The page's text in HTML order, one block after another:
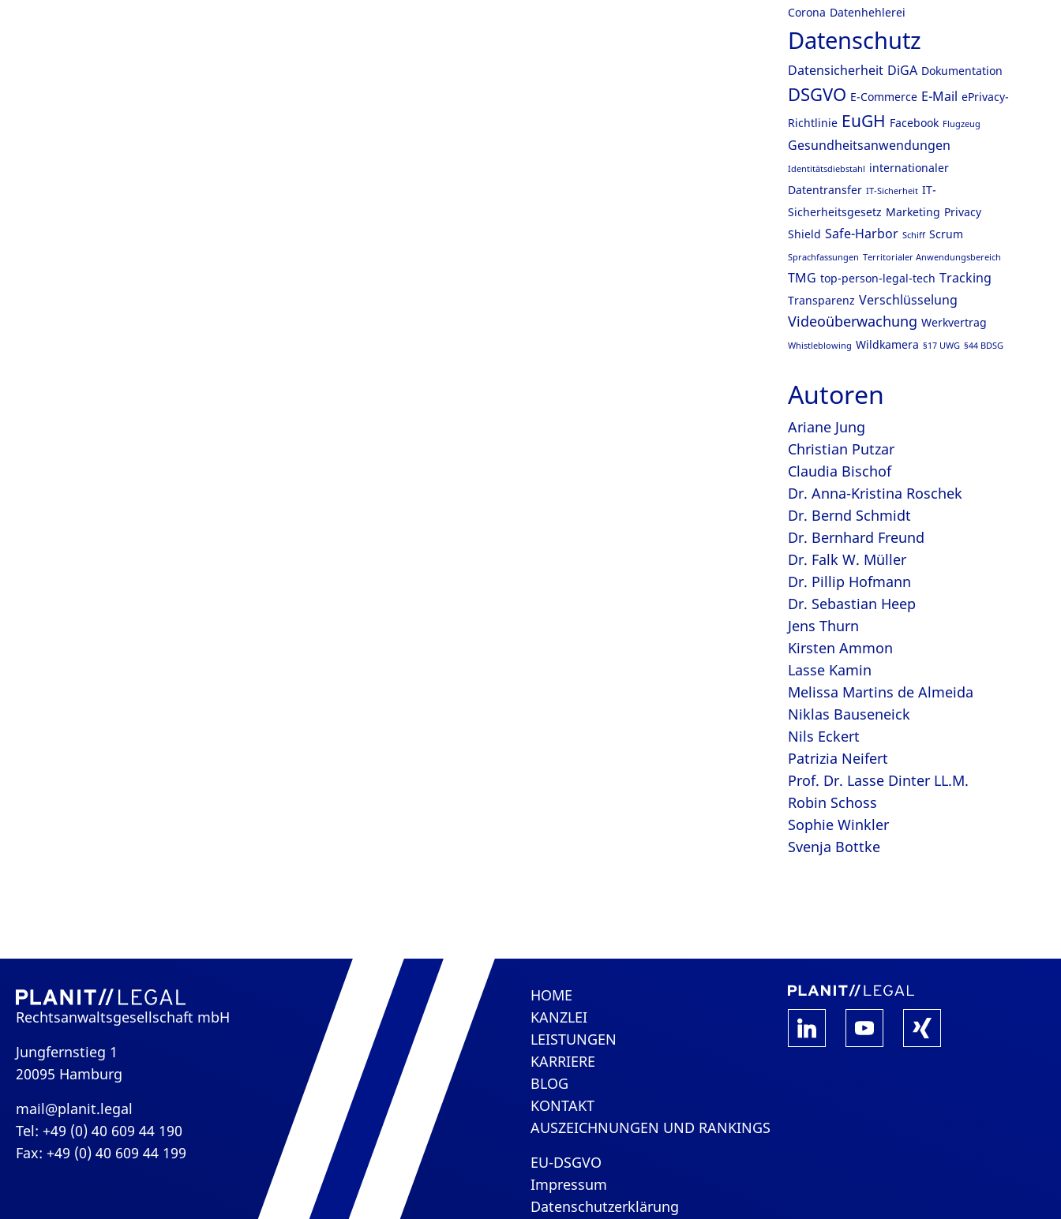
Corona Datenhehlerei
Datenschutz
Datensicherheit DiGA Dokumentation
DSGVO E-Commerce E-Mail ePrivacy-
Richtlinie EuGH Facebook Flugzeug
Gesundheitsanwendungen
Identitätsdiebstahl internationaler
Datentransfer IT-Sicherheit IT-
Sicherheitsgesetz Marketing Privacy
Shield Safe-Harbor Schiff Scrum
Sprachfassungen Territorialer Anwendungsbereich
TMG top-person-legal-tech Tracking
Transparenz Verschlüsselung
Videoüberwachung Werkvertrag
Whistleblowing Wildkamera §17 UWG §44 BDSG
Autoren
Ariane Jung
Christian Putzar
Claudia Bischof
Dr. Anna-Kristina Roschek
Dr. Bernd Schmidt
Dr. Bernhard Freund
Dr. Falk W. Müller
Dr. Pillip Hofmann
Dr. Sebastian Heep
Jens Thurn
Kirsten Ammon
Lasse Kamin
Melissa Martins de Almeida
Niklas Bauseneick
Nils Eckert
Patrizia Neifert
Prof. Dr. Lasse Dinter LL.M.
Robin Schoss
Sophie Winkler
Svenja Bottke
Rechtsanwaltsgesellschaft mbH
Jungfernstieg 1
20095 Hamburg
mail@planit.legal
Tel: +49 (0) 40 609 44 190
Fax: +49 (0) 40 609 44 199
HOME
KANZLEI
LEISTUNGEN
KARRIERE
BLOG
KONTAKT
AUSZEICHNUNGEN UND RANKINGS
EU-DSGVO
Impressum
Datenschutzerklärung